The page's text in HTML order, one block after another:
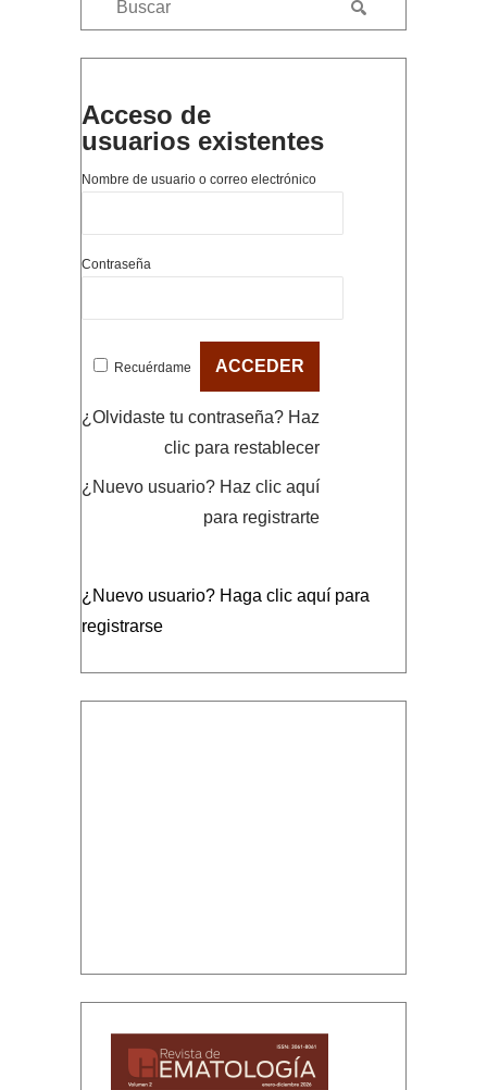
Acceso de
usuarios existentes
Nombre de usuario o correo electrónico
Contraseña
Recuérdame
¿Olvidaste tu contraseña? Haz
clic para restablecer
¿Nuevo usuario? Haz clic aquí
para registrarte
¿Nuevo usuario? Haga clic aquí para
registrarse